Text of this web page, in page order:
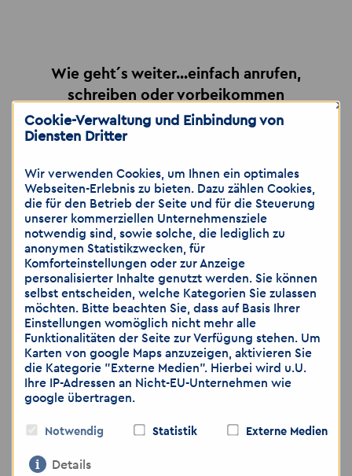
Wie geht´s weiter...einfach anrufen,
schreiben oder vorbeikommen
📍Akzent Personaldienstleistungen GmbH
Niederlassung Altenburg
Johannisstraße 7
04600 Altenburg
📞 03447 3744411
📱 0157 73 73 74 32
📧 altenburg@akzent-personal.de
🌐www.akzent-personal.de/jobs-in-
Altenburg
Cookie-Verwaltung und Einbindung von
Diensten Dritter
×
Wir verwenden Cookies, um Ihnen ein optimales
Webseiten-Erlebnis zu bieten. Dazu zählen Cookies,
die für den Betrieb der Seite und für die Steuerung
unserer kommerziellen Unternehmensziele
notwendig sind, sowie solche, die lediglich zu
anonymen Statistikzwecken, für
Komforteinstellungen oder zur Anzeige
personalisierter Inhalte genutzt werden. Sie können
selbst entscheiden, welche Kategorien Sie zulassen
möchten. Bitte beachten Sie, dass auf Basis Ihrer
Einstellungen womöglich nicht mehr alle
Funktionalitäten der Seite zur Verfügung stehen. Um
Karten von google Maps anzuzeigen, aktivieren Sie
die Kategorie "Externe Medien". Hierbei wird u.U.
Ihre IP-Adressen an Nicht-EU-Unternehmen wie
google übertragen.
Notwendig Statistik Externe Medien
Details